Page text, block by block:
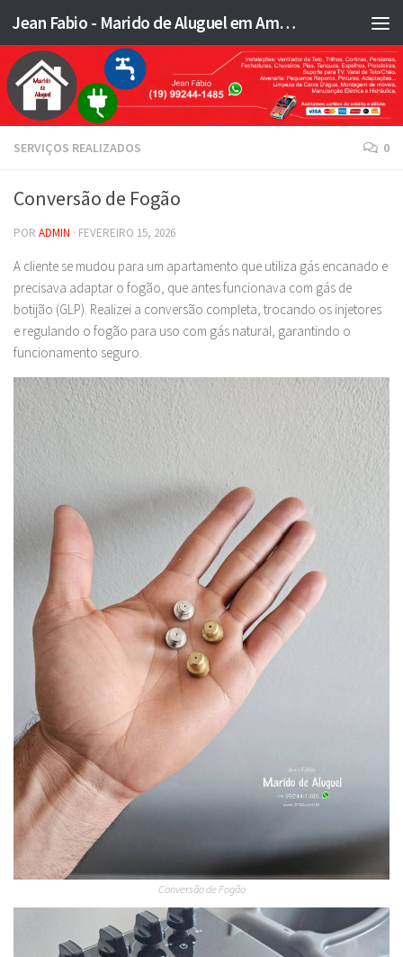
Skip to content Jean Fabio - Marido de Aluguel em Americana SP e região - JFMA
SERVIÇOS REALIZADOS 0
Conversão de Fogão
POR ADMIN · FEVEREIRO 15, 2026
A cliente se mudou para um apartamento que utiliza gás encanado e
precisava adaptar o fogão, que antes funcionava com gás de
botijão (GLP). Realizei a conversão completa, trocando os injetores
e regulando o fogão para uso com gás natural, garantindo o
funcionamento seguro.
Conversão de Fogão